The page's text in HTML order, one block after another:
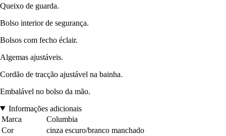
Queixo de guarda.
Bolso interior de segurança.
Bolsos com fecho éclair.
Algemas ajustáveis.
Cordão de tracção ajustável na bainha.
Embalável no bolso da mão.
Informações adicionais
Marca
Columbia
Cor
cinza escuro/branco manchado